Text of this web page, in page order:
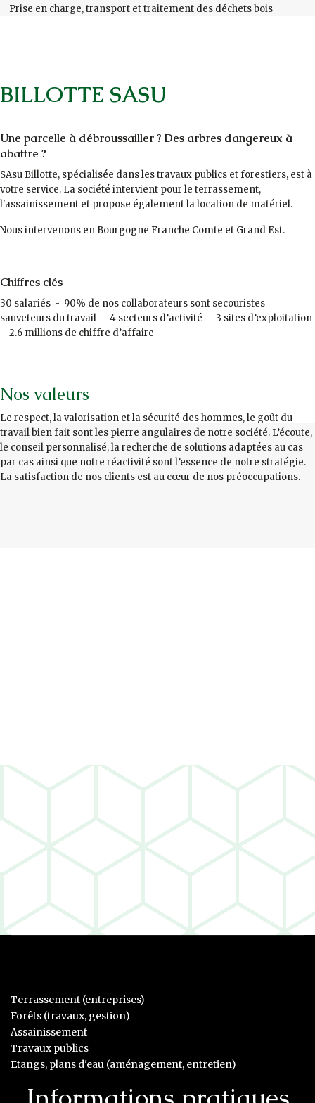
Prise en charge, transport et traitement des déchets bois
BILLOTTE SASU
Une parcelle à débroussailler ? Des arbres dangereux à
abattre ?
SAsu Billotte, spécialisée dans les travaux publics et forestiers, est à
votre service. La société intervient pour le terrassement,
l'assainissement et propose également la location de matériel.
Nous intervenons en Bourgogne Franche Comte et Grand Est.
Chiffres clés
30 salariés - 90% de nos collaborateurs sont secouristes
sauveteurs du travail - 4 secteurs d’activité - 3 sites d’exploitation
- 2.6 millions de chiffre d’affaire
Nos valeurs
Le respect, la valorisation et la sécurité des hommes, le goût du
travail bien fait sont les pierre angulaires de notre société. L’écoute,
le conseil personnalisé, la recherche de solutions adaptées au cas
par cas ainsi que notre réactivité sont l’essence de notre stratégie.
La satisfaction de nos clients est au cœur de nos préoccupations.
Terrassement (entreprises)
Forêts (travaux, gestion)
Assainissement
Travaux publics
Etangs, plans d'eau (aménagement, entretien)